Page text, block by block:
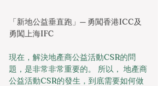
「新地公益垂直跑」─ 勇闖香港ICC及
勇闖上海IFC
現在，解決地產商公益活動CSR的問
題，是非常非常重要的。 所以， 地產商
公益活動CSR的發生，到底需要如何做